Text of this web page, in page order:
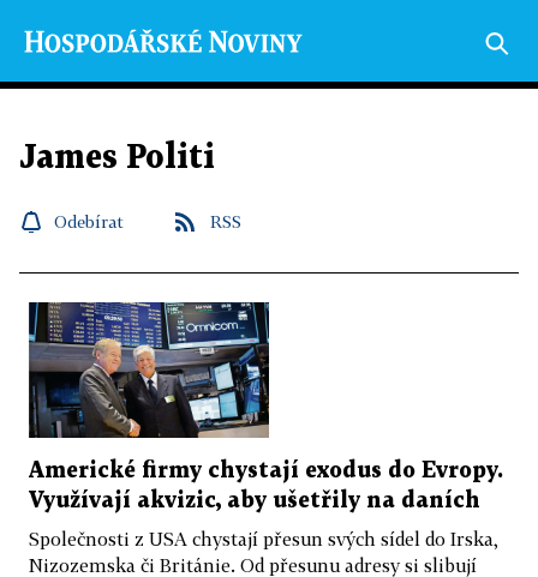
James Politi
Odebírat RSS
Americké firmy chystají exodus do Evropy.
Využívají akvizic, aby ušetřily na daních
Společnosti z USA chystají přesun svých sídel do Irska,
Nizozemska či Británie. Od přesunu adresy si slibují